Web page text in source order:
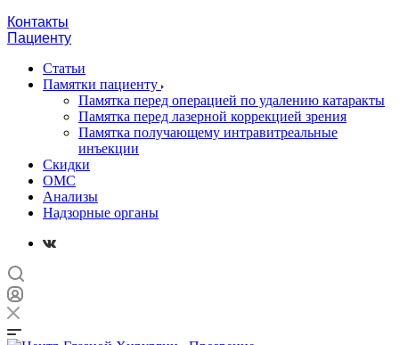
Контакты
Пациенту
Статьи
Памятки пациенту
Памятка перед операцией по удалению катаракты
Памятка перед лазерной коррекцией зрения
Памятка получающему интравитреальные
инъекции
Скидки
ОМС
Анализы
Надзорные органы